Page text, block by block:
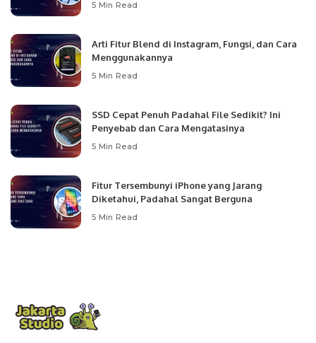
5 Min Read
Arti Fitur Blend di Instagram, Fungsi, dan Cara
Menggunakannya
5 Min Read
SSD Cepat Penuh Padahal File Sedikit? Ini
Penyebab dan Cara Mengatasinya
5 Min Read
Fitur Tersembunyi iPhone yang Jarang
Diketahui, Padahal Sangat Berguna
5 Min Read